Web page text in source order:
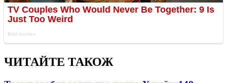
ЧИТАЙТЕ ТАКОЖ